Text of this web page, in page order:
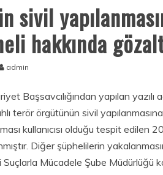
sivil
hakkında
admin
Başsavcılığından yapılan yazılı
terör örgütünün sivil
kullanıcısı olduğu tespit edilen
Diğer şüphelilerin
Suçlarla Mücadele Şube Müdürlüğü